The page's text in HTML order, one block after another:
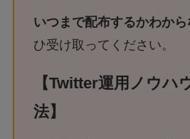
いつまで配布するかわから
ひ受け取ってください。
【Twitter運用ノウハ
法】